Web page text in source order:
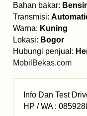
Bahan bakar:
Transmisi:
Warna: Kuning
Lokasi: Bogor
Hubungi penjual:
MobilBekas.com
Info Dan Test
HP / WA :